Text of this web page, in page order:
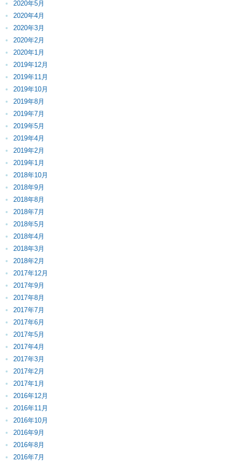
2020年5月
2020年4月
2020年3月
2020年2月
2020年1月
2019年12月
2019年11月
2019年10月
2019年8月
2019年7月
2019年5月
2019年4月
2019年2月
2019年1月
2018年10月
2018年9月
2018年8月
2018年7月
2018年5月
2018年4月
2018年3月
2018年2月
2017年12月
2017年9月
2017年8月
2017年7月
2017年6月
2017年5月
2017年4月
2017年3月
2017年2月
2017年1月
2016年12月
2016年11月
2016年10月
2016年9月
2016年8月
2016年7月